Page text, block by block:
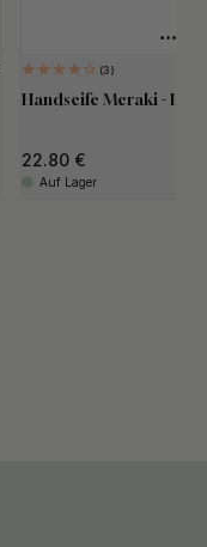
3
Handseife Meraki -
22.80
Auf Lager